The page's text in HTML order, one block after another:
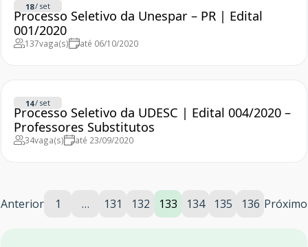
18/ set
Processo Seletivo da Unespar – PR | Edital
001/2020
137vaga(s) até 06/10/2020
14/ set
Processo Seletivo da UDESC | Edital 004/2020 –
Professores Substitutos
34vaga(s) até 23/09/2020
Anterior 1 … 131 132 133 134 135 136 Próximo